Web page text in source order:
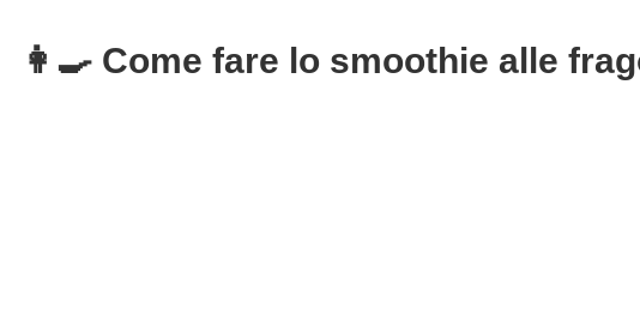
👩‍🍳 Come fare lo smoothie alle